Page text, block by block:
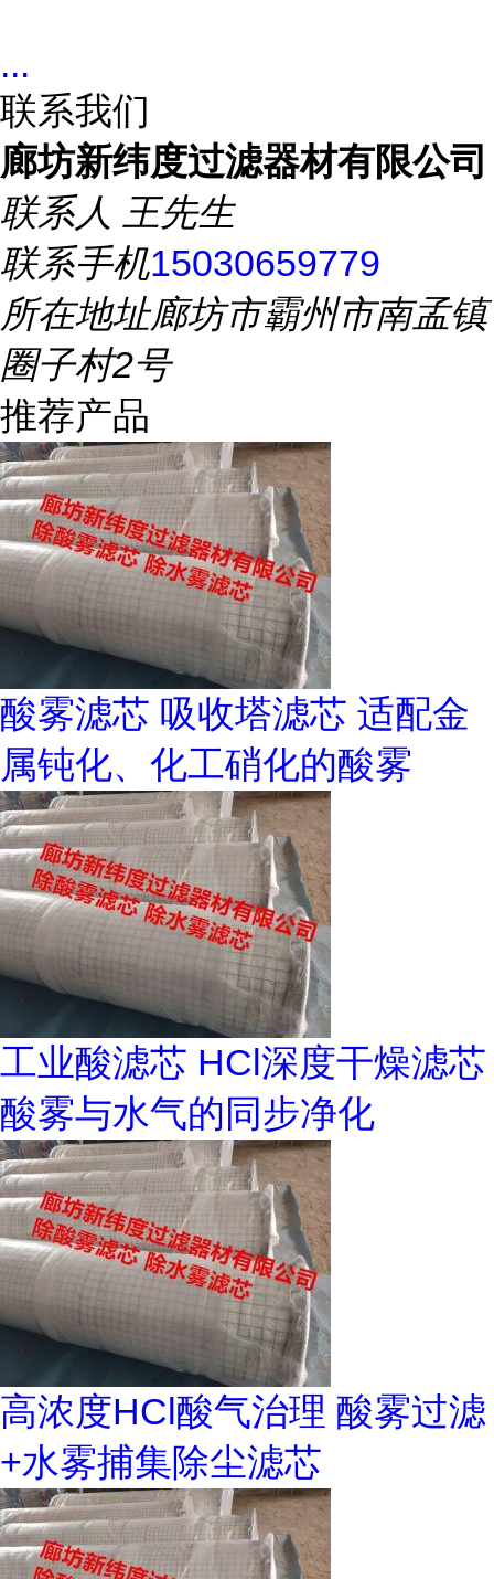
...
联系我们
廊坊新纬度过滤器材有限公司
联系人 王先生
联系手机15030659779
所在地址廊坊市霸州市南孟镇
圈子村2号
推荐产品
酸雾滤芯 吸收塔滤芯 适配金
属钝化、化工硝化的酸雾
工业酸滤芯 HCl深度干燥滤芯
酸雾与水气的同步净化
高浓度HCl酸气治理 酸雾过滤
+水雾捕集除尘滤芯